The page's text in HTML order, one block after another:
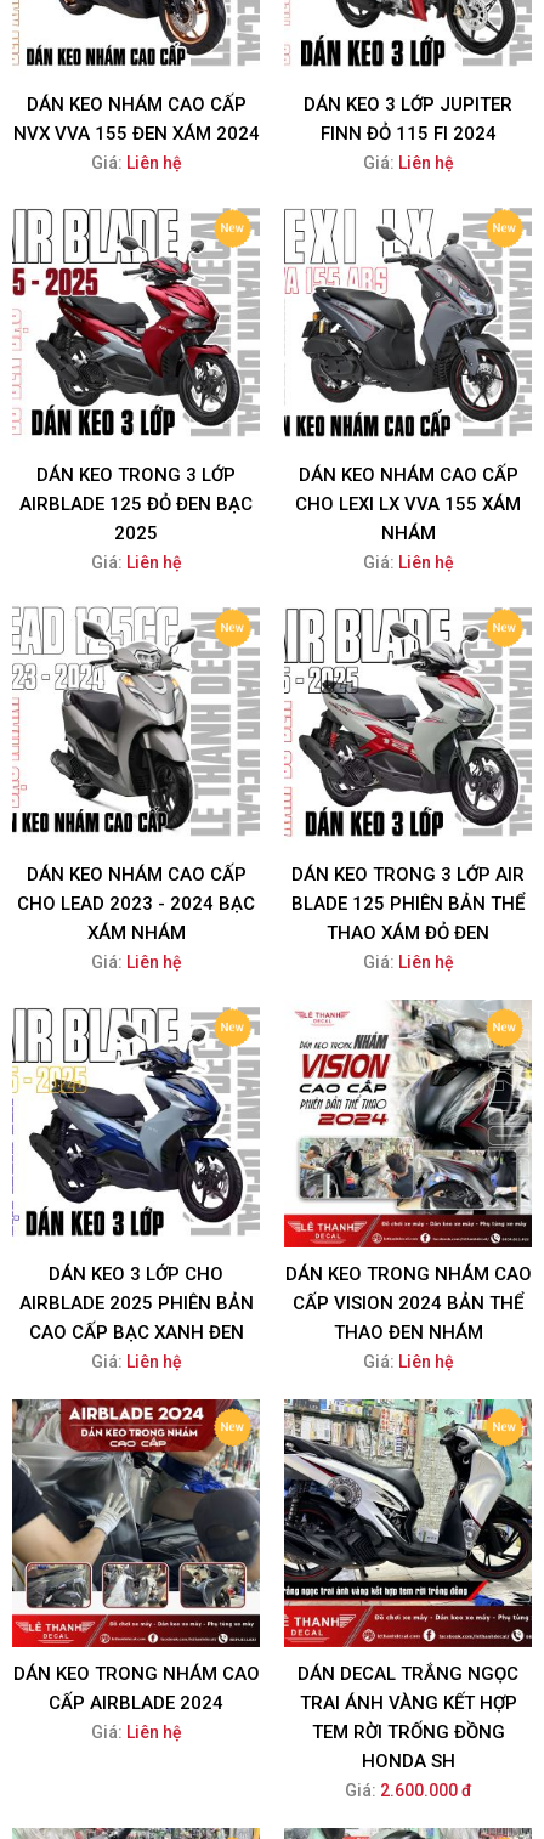
DÁN KEO NHÁM CAO CẤP
NVX VVA 155 ĐEN XÁM 2024
Giá: Liên hệ
DÁN KEO 3 LỚP JUPITER
FINN ĐỎ 115 FI 2024
Giá: Liên hệ
DÁN KEO TRONG 3 LỚP
AIRBLADE 125 ĐỎ ĐEN BẠC
2025
Giá: Liên hệ
DÁN KEO NHÁM CAO CẤP
CHO LEXI LX VVA 155 XÁM
NHÁM
Giá: Liên hệ
DÁN KEO NHÁM CAO CẤP
CHO LEAD 2023 - 2024 BẠC
XÁM NHÁM
Giá: Liên hệ
DÁN KEO TRONG 3 LỚP AIR
BLADE 125 PHIÊN BẢN THỂ
THAO XÁM ĐỎ ĐEN
Giá: Liên hệ
DÁN KEO 3 LỚP CHO
AIRBLADE 2025 PHIÊN BẢN
CAO CẤP BẠC XANH ĐEN
Giá: Liên hệ
DÁN KEO TRONG NHÁM CAO
CẤP VISION 2024 BẢN THỂ
THAO ĐEN NHÁM
Giá: Liên hệ
DÁN KEO TRONG NHÁM CAO
CẤP AIRBLADE 2024
Giá: Liên hệ
DÁN DECAL TRẮNG NGỌC
TRAI ÁNH VÀNG KẾT HỢP
TEM RỜI TRỐNG ĐỒNG
HONDA SH
Giá: 2.600.000 đ